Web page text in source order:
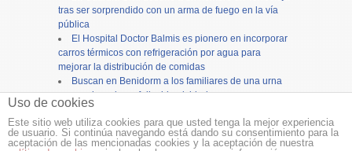
tras ser sorprendido con un arma de fuego en la vía
pública
El Hospital Doctor Balmis es pionero en incorporar
carros térmicos con refrigeración por agua para
mejorar la distribución de comidas
Buscan en Benidorm a los familiares de una urna
con cenizas de un fallecido olvidada en un
supermercado
Copyright ©12tvy12endigital.es
Uso de cookies
Este sitio web utiliza cookies para que usted tenga la mejor experiencia
de usuario. Si continúa navegando está dando su consentimiento para la
aceptación de las mencionadas cookies y la aceptación de nuestra